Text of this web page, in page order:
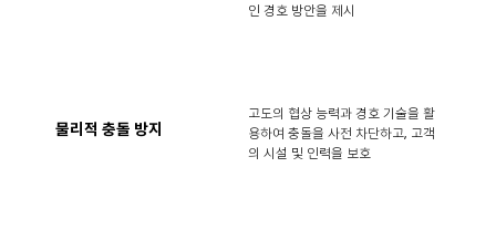
인 경호 방안을 제시
물리적 충돌 방지
고도의 협상 능력과 경호 기술을 활
용하여 충돌을 사전 차단하고, 고객
의 시설 및 인력을 보호